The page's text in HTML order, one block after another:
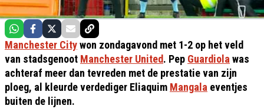
Manchester Citywon zondagavond met 1-2 op het veld
van stadsgenoot Manchester United. Pep Guardiola was
achteraf meer dan tevreden met de prestatie van zijn
ploeg, al kleurde verdediger Eliaquim Mangala eventjes
buiten de lijnen.